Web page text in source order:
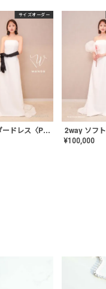
サイズオーダー
スレンダードレス〈PD-WDOR-2110〉
¥100,000